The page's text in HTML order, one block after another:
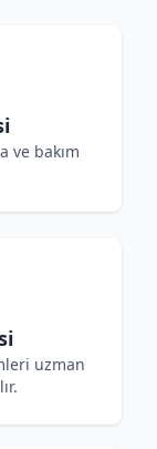
ve bakım
uzman